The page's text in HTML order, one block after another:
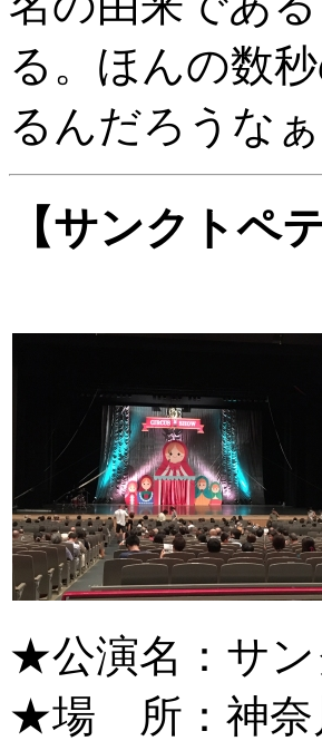
る。ほんの数
るんだろうな
【サンクトペ
★公演名：サン
★場 所：神奈